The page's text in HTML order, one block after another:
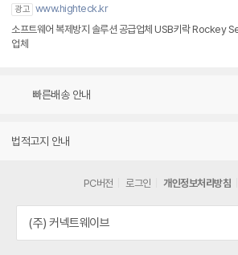
광고 www.highteck.kr
소프트웨어 복제방지 솔루션 공급업체 USB키락 Rockey
업체
빠른배송 안내
법적고지 안내
PC버전 로그인 개인정보처리방침
(주) 커넥트웨이브